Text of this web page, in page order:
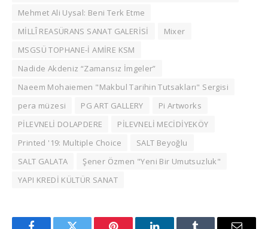
Mehmet Ali Uysal: Beni Terk Etme
MİLLÎ REASÜRANS SANAT GALERİSİ
Mixer
MSGSÜ TOPHANE-İ AMİRE KSM
Nadide Akdeniz “Zamansız İmgeler”
Naeem Mohaiemen "Makbul Tarihin Tutsakları" Sergisi
pera müzesi
PG ART GALLERY
Pi Artworks
PİLEVNELİ DOLAPDERE
PİLEVNELİ MECİDİYEKÖY
Printed '19: Multiple Choice
SALT Beyoğlu
SALT GALATA
Şener Özmen "Yeni Bir Umutsuzluk"
YAPI KREDİ KÜLTÜR SANAT